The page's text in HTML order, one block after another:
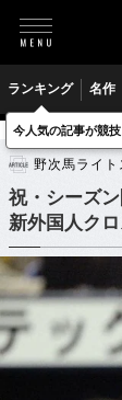
ランキング 名作
野球 プロ野球
野次馬ライト
祝・シーズ
新外国人ク
今人気の記事が競